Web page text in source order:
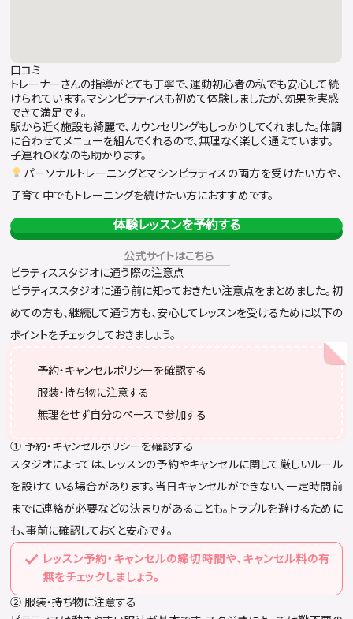
口コミ
トレーナーさんの指導がとても丁寧で、運動初心者の私でも安心して続
けられています。マシンピラティスも初めて体験しましたが、効果を実感
できて満足です。
駅から近く施設も綺麗で、カウンセリングもしっかりしてくれました。体調
に合わせてメニューを組んでくれるので、無理なく楽しく通えています。
子連れOKなのも助かります。
パーソナルトレーニングとマシンピラティスの両方を受けたい方や、
子育て中でもトレーニングを続けたい方におすすめです。
体験レッスンを予約する
公式サイトはこちら
ピラティススタジオに通う際の注意点
ピラティススタジオに通う前に知っておきたい注意点をまとめました。初
めての方も、継続して通う方も、安心してレッスンを受けるために以下の
ポイントをチェックしておきましょう。
予約・キャンセルポリシーを確認する
服装・持ち物に注意する
無理をせず自分のペースで参加する
① 予約・キャンセルポリシーを確認する
スタジオによっては、レッスンの予約やキャンセルに関して厳しいルール
を設けている場合があります。当日キャンセルができない、一定時間前
までに連絡が必要などの決まりがあることも。トラブルを避けるために
も、事前に確認しておくと安心です。
レッスン予約・キャンセルの締切時間や、キャンセル料の有
無をチェックしましょう。
② 服装・持ち物に注意する